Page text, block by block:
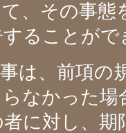
、その事
ることがで
は、前項の
なかった
に対し、